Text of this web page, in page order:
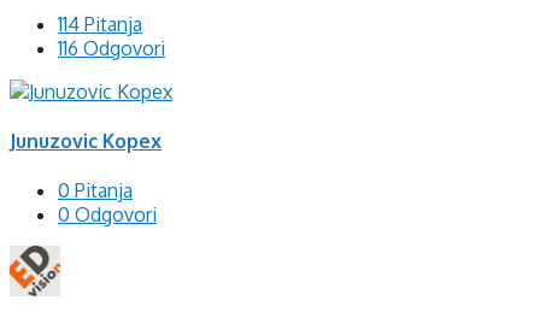
114 Pitanja
116 Odgovori
Junuzovic Kopex
0 Pitanja
0 Odgovori